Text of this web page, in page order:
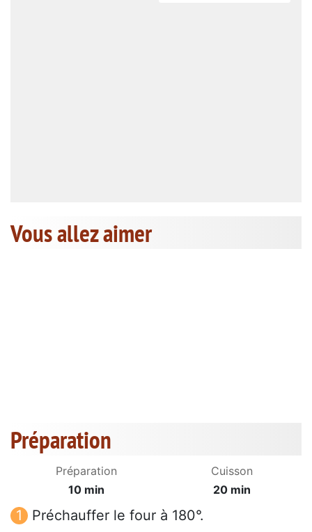
Vous allez aimer
Préparation
Préparation
10 min
Cuisson
20 min
Préchauffer le four à 180°.